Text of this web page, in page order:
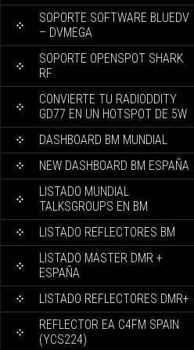
SOPORTE SOFTWARE BLUEDV
– DVMEGA
SOPORTE OPENSPOT SHARK
RF
CONVIERTE TU RADIODDITY
GD77 EN UN HOTSPOT DE 5W
DASHBOARD BM MUNDIAL
NEW DASHBOARD BM ESPAÑA
LISTADO MUNDIAL
TALKSGROUPS EN BM
LISTADO REFLECTORES BM
LISTADO MASTER DMR +
ESPAÑA
LISTADO REFLECTORES DMR+
REFLECTOR EA C4FM SPAIN
(YCS224)